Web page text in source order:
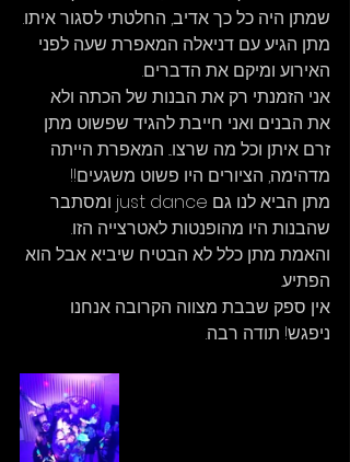
שמתן היה כל כך אדיב, החלטתי לסגור איתו.
מתן הגיע עם דניאלה המאפרת שעה לפני
האירוע ומיקם את הדברים.
אני הזמנתי רק את הבנות של הכתה ולא
את הבנים ואני חייבת להגיד שפשוט מתן
זרם איתן וכל מה שרצו... המאפרת הייתה
מדהימה, הציורים היו פשוט משגעים!!
מתן הביא לנו גם just dance ומסתבר
שהבנות היו מהופנטות לאטרצייה הזו.
והאמת מתן כלל לא הבטיח שיביא אבל הוא
הפתיע.
אין ספק שבבת מצווה הקרובה אנחנו
ניפגש! תודה רבה.